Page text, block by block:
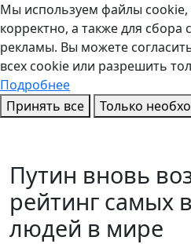
Мы используем файлы cookie,
корректно, а также для сбора
рекламы. Вы можете
всех cookie или разрешить
Подробнее
Принять все
Только
Путин вновь
рейтинг самых
людей в мире